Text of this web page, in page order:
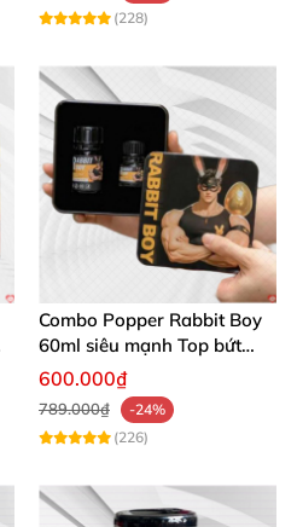
(228)
Combo Popper Rabbit Boy
60ml siêu mạnh Top bứt
phá giới hạn
600.000₫
789.000₫
-24%
(226)